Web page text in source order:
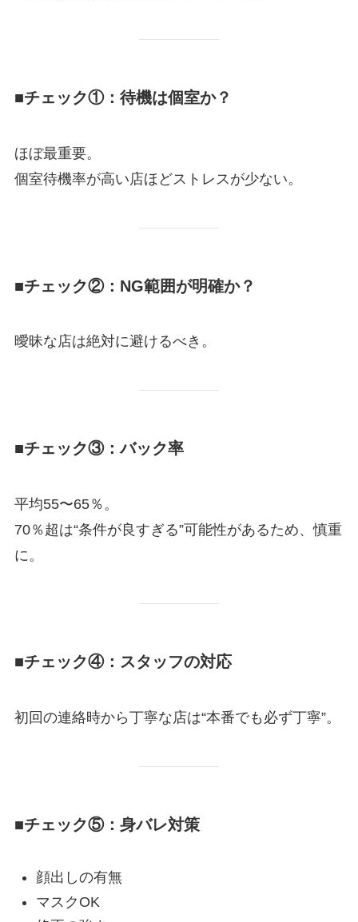
■チェック①：待機は個室か？
ほぼ最重要。
個室待機率が高い店ほどストレスが少ない。
■チェック②：NG範囲が明確か？
曖昧な店は絶対に避けるべき。
■チェック③：バック率
平均55〜65％。
70％超は“条件が良すぎる”可能性があるため、慎重
に。
■チェック④：スタッフの対応
初回の連絡時から丁寧な店は“本番でも必ず丁寧”。
■チェック⑤：身バレ対策
顔出しの有無
マスクOK